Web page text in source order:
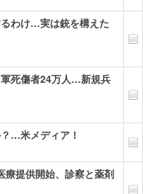
わけ…実は銃を構えた
死傷者24万人…新規兵
…米メディア！
療提供開始、診察と薬剤